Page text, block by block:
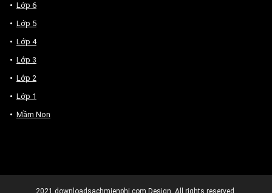
Lớp 6
Lớp 5
Lớp 4
Lớp 3
Lớp 2
Lớp 1
Mầm Non
2021 downloadsachmienphi.com Design. All rights reserved.